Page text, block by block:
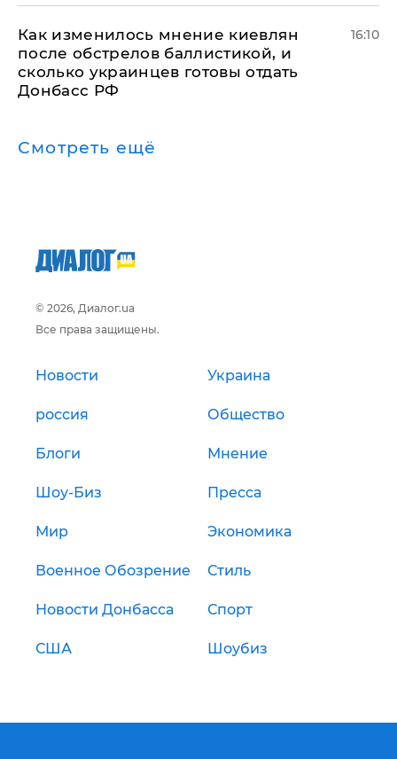
Как изменилось мнение киевлян
после обстрелов баллистикой, и
сколько украинцев готовы отдать
Донбасс РФ
16:10
Смотреть ещё
© 2026, Диалог.ua
Все права защищены.
Новости Украина
россия Общество
Блоги Мнение
Шоу-Биз Пресса
Мир Экономика
Военное Обозрение Стиль
Новости Донбасса Спорт
США Шоубиз